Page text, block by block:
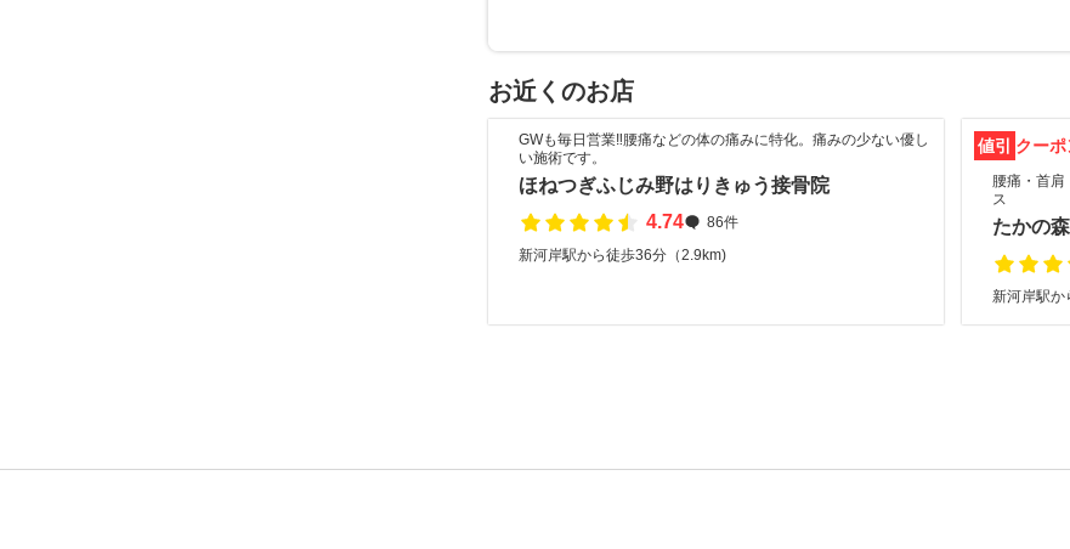
お近くのお店
GWも毎日営業‼️腰痛などの体の痛みに特化。痛みの少ない優し
い施術です。
ほねつぎふじみ野はりきゅう接骨院
4.74
86件
新河岸駅から徒歩36分（2.9km)
値引 クー
腰痛・首
ス
たかの
新河岸駅か